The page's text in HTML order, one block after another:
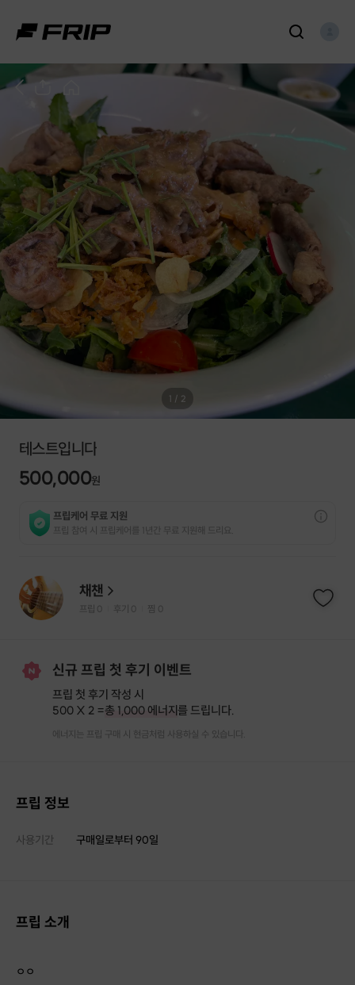
1 / 2
테스트입니다
500,000원
프립케어 무료 지원
프립 참여 시 프립케어를 1년간 무료 지원해 드리요.
채챈
프립 0 후기 0 찜 0
신규 프립 첫 후기 이벤트
프립 첫 후기 작성 시
500 X 2 =총 1,000 에너지를 드립니다.
에너지는 프립 구매 시 현금처럼 사용하실 수 있습니다.
프립 정보
사용기간 구매일로부터 90일
프립 소개
ㅇㅇ